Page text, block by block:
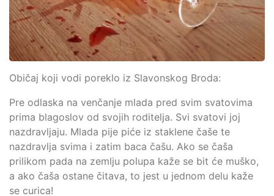
Običaj koji vodi poreklo iz Slavonskog Broda:
Pre odlaska na venčanje mlada pred svim svatovima
prima blagoslov od svojih roditelja. Svi svatovi joj
nazdravljaju. Mlada pije piće iz staklene čaše te
nazdravlja svima i zatim baca čašu. Ako se čaša
prilikom pada na zemlju polupa kaže se bit će muško,
a ako čaša ostane čitava, to jest u jednom delu kaže
se curica!